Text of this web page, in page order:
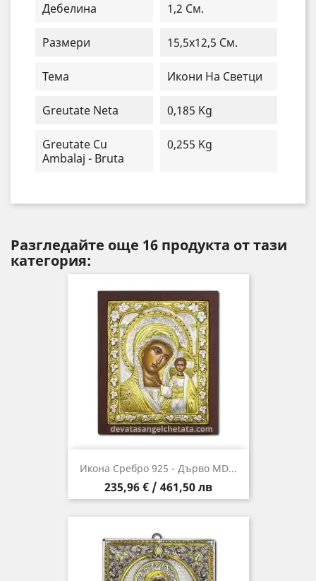
Дебелина 1,2 См.
Размери 15,5x12,5 См.
Тема Икони На Светци
Greutate Neta 0,185 Kg
Greutate Cu
Ambalaj - Bruta
0,255 Kg
Разгледайте още 16 продукта от тази
категория:
Икона Сребро 925 - Дърво MD...
Цена
235,96 € / 461,50 лв